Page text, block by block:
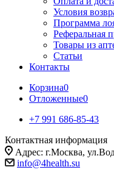
Условия
Программа
Реферальная
Товары из
Статьи
Контакты
Корзина0
Отложенные0
+7 991 686-85-43
Контактная информация
Адрес: г.Москва,
info@4health.su